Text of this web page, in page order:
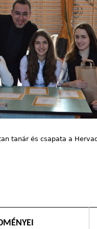
tanár és csapata a